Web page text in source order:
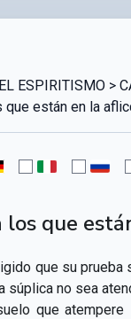
ESPIRITISMO
que están en la
los que
que su prueba
no sea
que